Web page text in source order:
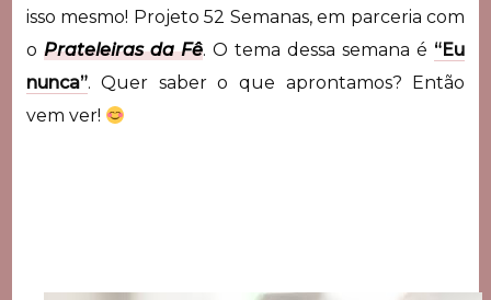
isso mesmo! Projeto 52 Semanas, em parceria com
o Prateleiras da Fê. O tema dessa semana é “Eu
nunca”. Quer saber o que aprontamos? Então
vem ver!